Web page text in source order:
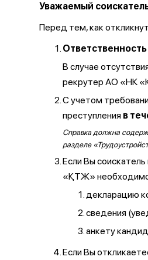
Уважаемый
Перед тем, как
В случае
рекрутер АО «НК
С учетом
преступления в
Справка должна
разделе
Если Вы
«ҚТЖ»
декларацию
сведения
анкету
Если Вы